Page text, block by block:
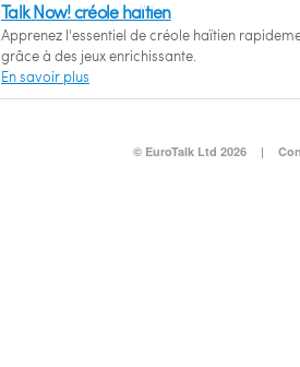
Talk Now! créole haïtien
Apprenez l'essentiel de créole haïtien
grâce à des jeux enrichissante.
En savoir plus
© EuroTalk Ltd 2026 |